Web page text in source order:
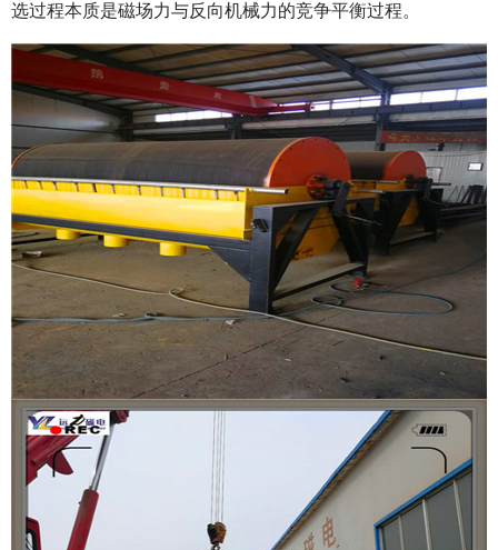
选过程本质是磁场力与反向机械力的竞争平衡过程。